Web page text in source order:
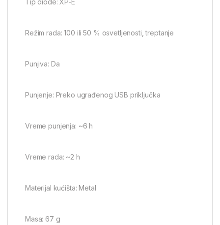
Režim rada: 100 ili 50 % osvetljenosti, treptanje
Punjiva: Da
Punjenje: Preko ugrađenog USB priključka
Vreme punjenja: ~6 h
Vreme rada: ~2 h
Materijal kućišta: Metal
Masa: 67 g